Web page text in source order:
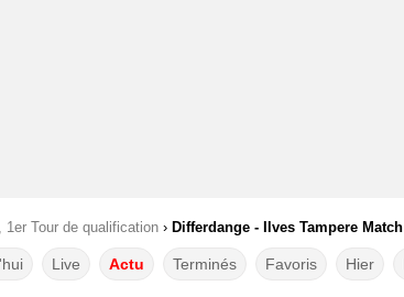
1er Tour de qualification › Differdange - Ilves Tampere
Live Actu Terminés Favoris Hier